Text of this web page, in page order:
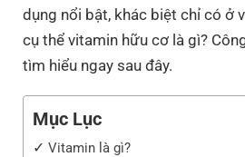
dụng nổi bật, khác biệt chỉ có ở
cụ thể vitamin hữu cơ là gì?
tìm hiểu ngay sau đây.
Mục Lục
Vitamin là gì?